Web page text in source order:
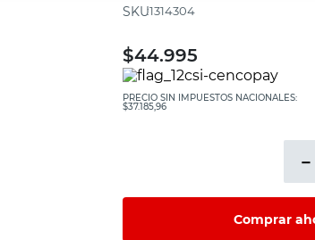
:1314304
$44.995
PRECIO SIN IMPUESTOS NACIONALES:
$37.185,96
－
Comprar